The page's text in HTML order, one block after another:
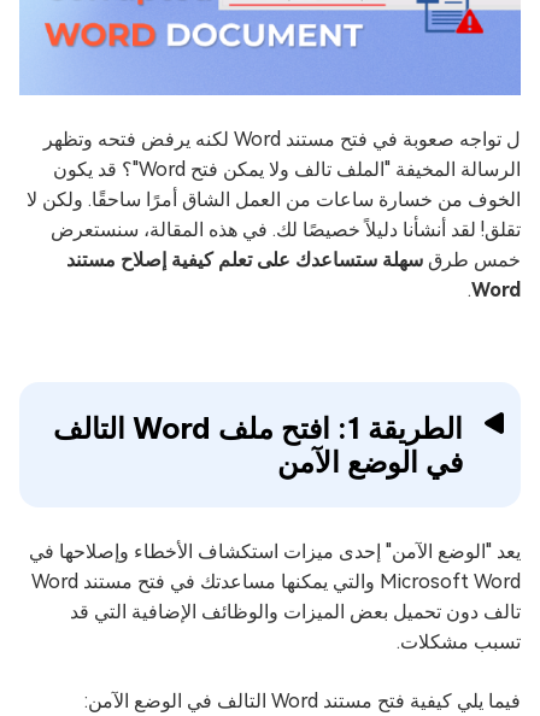
ل تواجه صعوبة في فتح مستند Word لكنه يرفض فتحه وتظهر
الرسالة المخيفة "الملف تالف ولا يمكن فتح Word"؟ قد يكون
الخوف من خسارة ساعات من العمل الشاق أمرًا ساحقًا. ولكن لا
تقلق! لقد أنشأنا دليلاً خصيصًا لك. في هذه المقالة، سنستعرض
خمس طرق سهلة ستساعدك على تعلم كيفية إصلاح مستند
Word
.
الطريقة 1: افتح ملف Word التالف
في الوضع الآمن
يعد "الوضع الآمن" إحدى ميزات استكشاف الأخطاء وإصلاحها في
Microsoft Word والتي يمكنها مساعدتك في فتح مستند Word
تالف دون تحميل بعض الميزات والوظائف الإضافية التي قد
تسبب مشكلات.
فيما يلي كيفية فتح مستند Word التالف في الوضع الآمن: